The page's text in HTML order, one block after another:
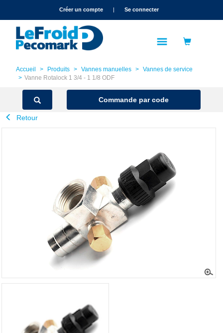
text.skipToNavigationCréer un compte | Se connecter
Accueil Produits Vannes manuelles
Vannes de service
Vanne Rotalock 1 3/4 - 1 1/8 ODF
Commande par code
Retour